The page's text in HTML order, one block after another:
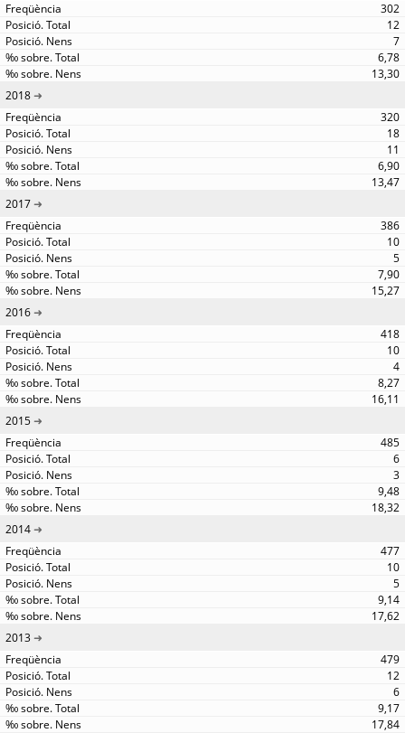
302
12
7
6,78
13,30
2018
320
18
11
6,90
13,47
2017
386
10
5
7,90
15,27
2016
418
10
4
8,27
16,11
2015
485
6
3
9,48
18,32
2014
477
10
5
9,14
17,62
2013
479
12
6
9,17
17,84